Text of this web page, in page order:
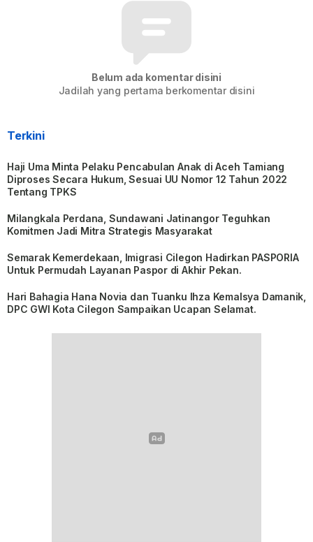
Belum ada komentar disini
Jadilah yang pertama berkomentar disini
Terkini
Haji Uma Minta Pelaku Pencabulan Anak di Aceh Tamiang
Diproses Secara Hukum, Sesuai UU Nomor 12 Tahun 2022
Tentang TPKS
Milangkala Perdana, Sundawani Jatinangor Teguhkan
Komitmen Jadi Mitra Strategis Masyarakat
Semarak Kemerdekaan, Imigrasi Cilegon Hadirkan PASPORIA
Untuk Permudah Layanan Paspor di Akhir Pekan.
Hari Bahagia Hana Novia dan Tuanku Ihza Kemalsya Damanik,
DPC GWI Kota Cilegon Sampaikan Ucapan Selamat.